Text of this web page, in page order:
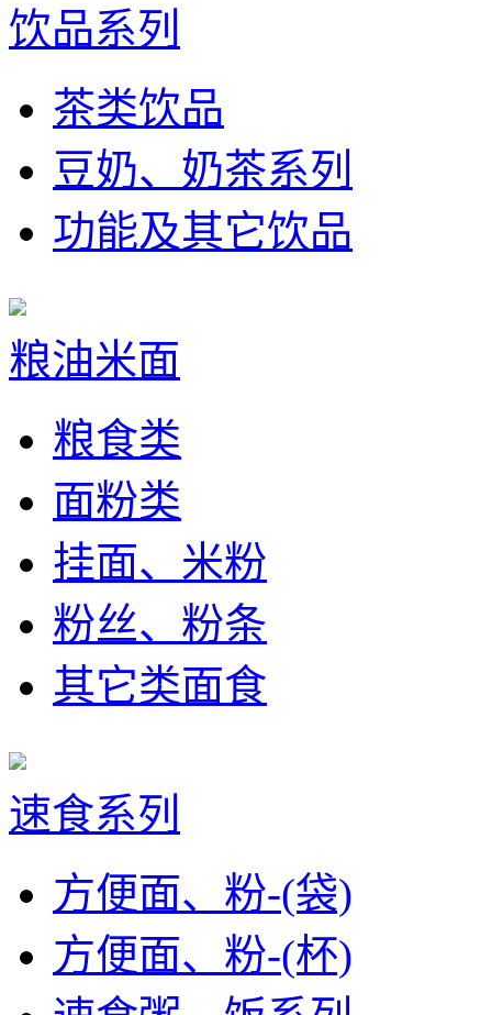
饮品系列
茶类饮品
豆奶、奶茶系列
功能及其它饮品
粮油米面
粮食类
面粉类
挂面、米粉
粉丝、粉条
其它类面食
速食系列
方便面、粉-(袋)
方便面、粉-(杯)